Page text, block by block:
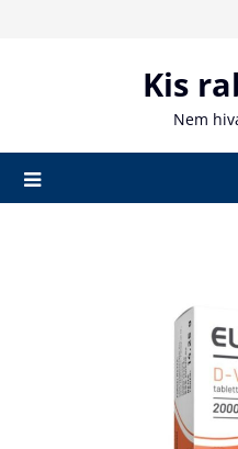
Kis
Nem